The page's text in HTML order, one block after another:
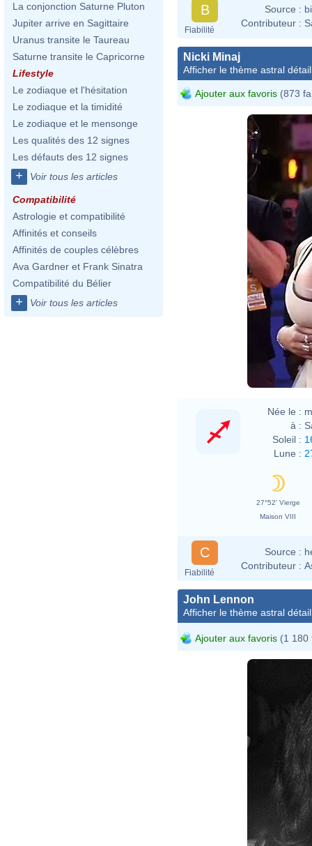
La conjonction Saturne Pluton
Jupiter arrive en Sagittaire
Uranus transite le Taureau
Saturne transite le Capricorne
Lifestyle
Le zodiaque et l'hésitation
Le zodiaque et la timidité
Le zodiaque et le mensonge
Les qualités des 12 signes
Les défauts des 12 signes
+ Voir tous les articles
Compatibilité
Astrologie et compatibilité
Affinités et conseils
Affinités de couples célèbres
Ava Gardner et Frank Sinatra
Compatibilité du Bélier
+ Voir tous les articles
B
Fiabilité
Source :
Contributeur :
Nicki Minaj
Afficher le thème astral
Ajouter aux favoris (873
Née le :
à :
Soleil :
Lune :
27°52' Vierge
Maison VIII
C
Fiabilité
Source :
Contributeur :
John Lennon
Afficher le thème astral
Ajouter aux favoris (1 180